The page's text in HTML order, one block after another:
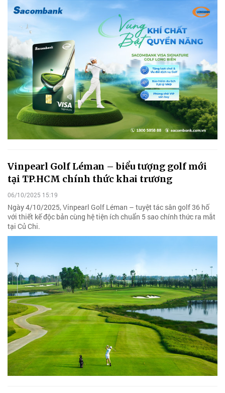
Vinpearl Golf Léman – biểu tượng golf mới
tại TP.HCM chính thức khai trương
06/10/2025 15:19
Ngày 4/10/2025, Vinpearl Golf Léman – tuyệt tác sân golf 36 hố
với thiết kế độc bản cùng hệ tiện ích chuẩn 5 sao chính thức ra mắt
tại Củ Chi.